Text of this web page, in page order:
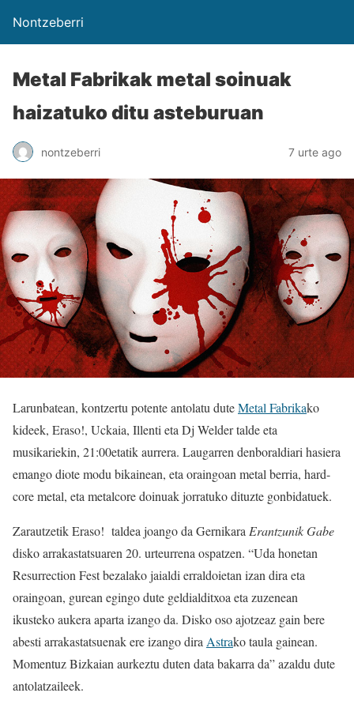
Nontzeberri
Metal Fabrikak metal soinuak
haizatuko ditu asteburuan
nontzeberri 7 urte ago
Larunbatean, kontzertu potente antolatu duteMetal Fabrikako
kideek, Eraso!, Uckaia, Illenti eta Dj Welder talde eta
musikariekin, 21:00etatik aurrera. Laugarren denboraldiari hasiera
emango diote modu bikainean, eta oraingoan metal berria, hard-
core metal, eta metalcore doinuak jorratuko dituzte gonbidatuek.
Zarautzetik Eraso! taldea joango da GernikaraErantzunik Gabe
disko arrakastatsuaren 20. urteurrena ospatzen. “Uda honetan
Resurrection Fest bezalako jaialdi erraldoietan izan dira eta
oraingoan, gurean egingo dute geldialditxoa eta zuzenean
ikusteko aukera aparta izango da. Disko oso ajotzeaz gain bere
abesti arrakastatsuenak ere izango diraAstrako taula gainean.
Momentuz Bizkaian aurkeztu duten data bakarra da” azaldu dute
antolatzaileek.